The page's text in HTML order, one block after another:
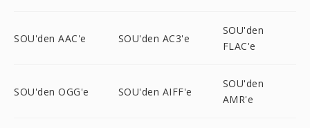
SOU'den AAC'e SOU'den AC3'e
SOU'den
FLAC'e
SOU'den OGG'e SOU'den AIFF'e
SOU'den
AMR'e